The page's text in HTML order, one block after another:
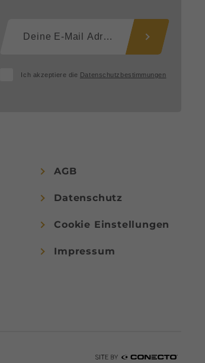
Ich akzeptiere die Datenschutzbestimmungen
AGB
Datenschutz
Cookie Einstellungen
Impressum